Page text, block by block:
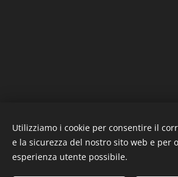
Utilizziamo i cookie per consentire il
e la sicurezza del nostro sito web e per
esperienza utente possibile.